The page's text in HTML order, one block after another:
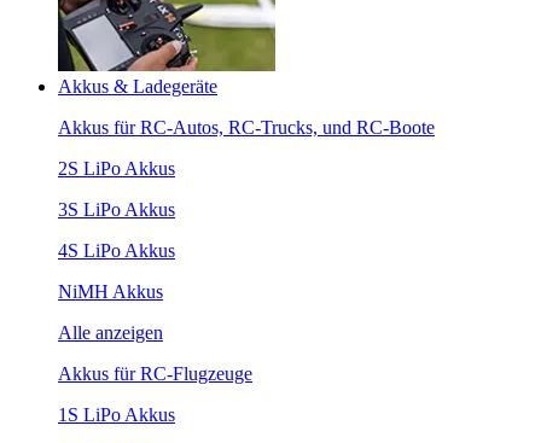
Akkus & Ladegeräte
Akkus für RC-Autos, RC-Trucks, und RC-Boote
2S LiPo Akkus
3S LiPo Akkus
4S LiPo Akkus
NiMH Akkus
Alle anzeigen
Akkus für RC-Flugzeuge
1S LiPo Akkus